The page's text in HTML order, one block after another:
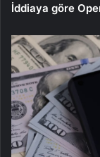
İddiaya göre